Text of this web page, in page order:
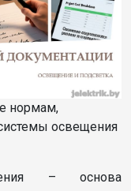
нормам,
освещения
– основа